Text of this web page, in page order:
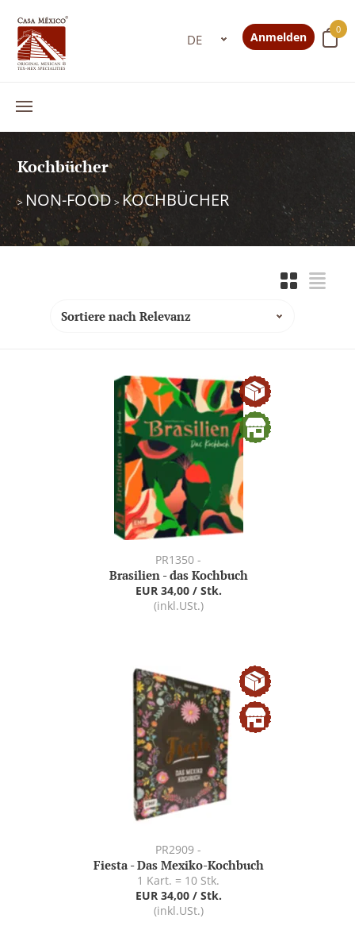
0
Anmelden
Kochbücher
> NON-FOOD>KOCHBÜCHER
PR1350 -
Brasilien - das Kochbuch
EUR 34,00 / Stk.
(inkl.USt.)
PR2909 -
Fiesta - Das Mexiko-Kochbuch
1 Kart. = 10 Stk.
EUR 34,00 / Stk.
(inkl.USt.)